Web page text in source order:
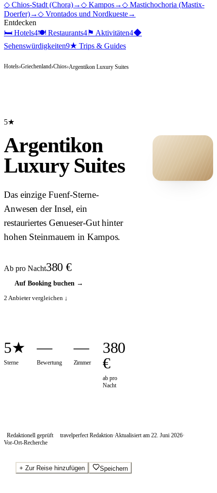
◇ Chios-Stadt (Chora)→◇ Kampos→◇ Mastichochoria (Mastix-
Doerfer)→◇ Vrontados und Nordkueste→
Entdecken
🛏 Hotels4🍽 Restaurants4⚑ Aktivitäten4◆
Sehenswürdigkeiten9★ Trips & Guides
Hotels›Griechenland›Chios›Argentikon Luxury Suites
5★
Argentikon
Luxury Suites
Das einzige Fuenf-Sterne-
Anwesen der Insel, ein
restauriertes Genueser-Gut hinter
hohen Steinmauern in Kampos.
Ab pro Nacht380 €
Auf Booking buchen→
2 Anbieter vergleichen ↓
5★
Sterne
—
Bewertung
—
Zimmer
380
€
ab pro
Nacht
Redaktionell geprüft travelperfect Redaktion·Aktualisiert am 22. Juni 2026·
Vor-Ort-Recherche
+ Zur Reise hinzufügen Speichern